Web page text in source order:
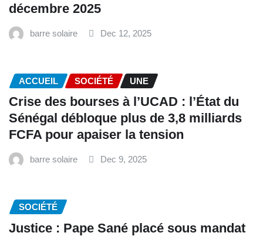
décembre 2025
barre solaire Dec 12, 2025
ACCUEIL SOCIÉTÉ UNE
Crise des bourses à l’UCAD : l’État du
Sénégal débloque plus de 3,8 milliards
FCFA pour apaiser la tension
barre solaire Dec 9, 2025
SOCIÉTÉ
Justice : Pape Sané placé sous mandat